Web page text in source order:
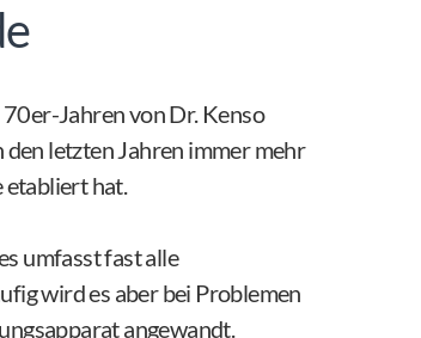
Jahren von Dr. Kenso
letzten Jahren immer mehr
etabliert hat.
umfasst fast alle
wird es aber bei Problemen
angewandt.